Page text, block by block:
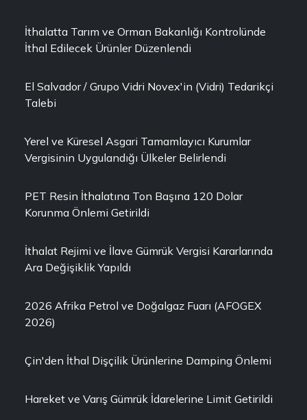
İthalatta Tarım ve Orman Bakanlığı Kontrolünde
İthal Edilecek Ürünler Düzenlendi
El Salvador / Grupo Vidri Novex'in (Vidri) Tedarikçi
Talebi
Yerel ve Küresel Asgari Tamamlayıcı Kurumlar
Vergisinin Uygulandığı Ülkeler Belirlendi
PET Resin İthalatına Ton Başına 120 Dolar
Korunma Önlemi Getirildi
İthalat Rejimi ve İlave Gümrük Vergisi Kararlarında
Ara Değişiklik Yapıldı
2026 Afrika Petrol ve Doğalgaz Fuarı (AFOGEX
2026)
Çin'den İthal Dişçilik Ürünlerine Damping Önlemi
Hareket ve Varış Gümrük İdarelerine Limit Getirildi